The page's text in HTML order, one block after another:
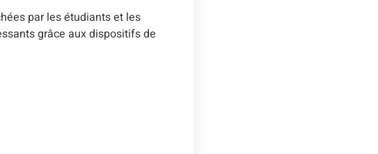
par les étudiants et les
grâce aux dispositifs de